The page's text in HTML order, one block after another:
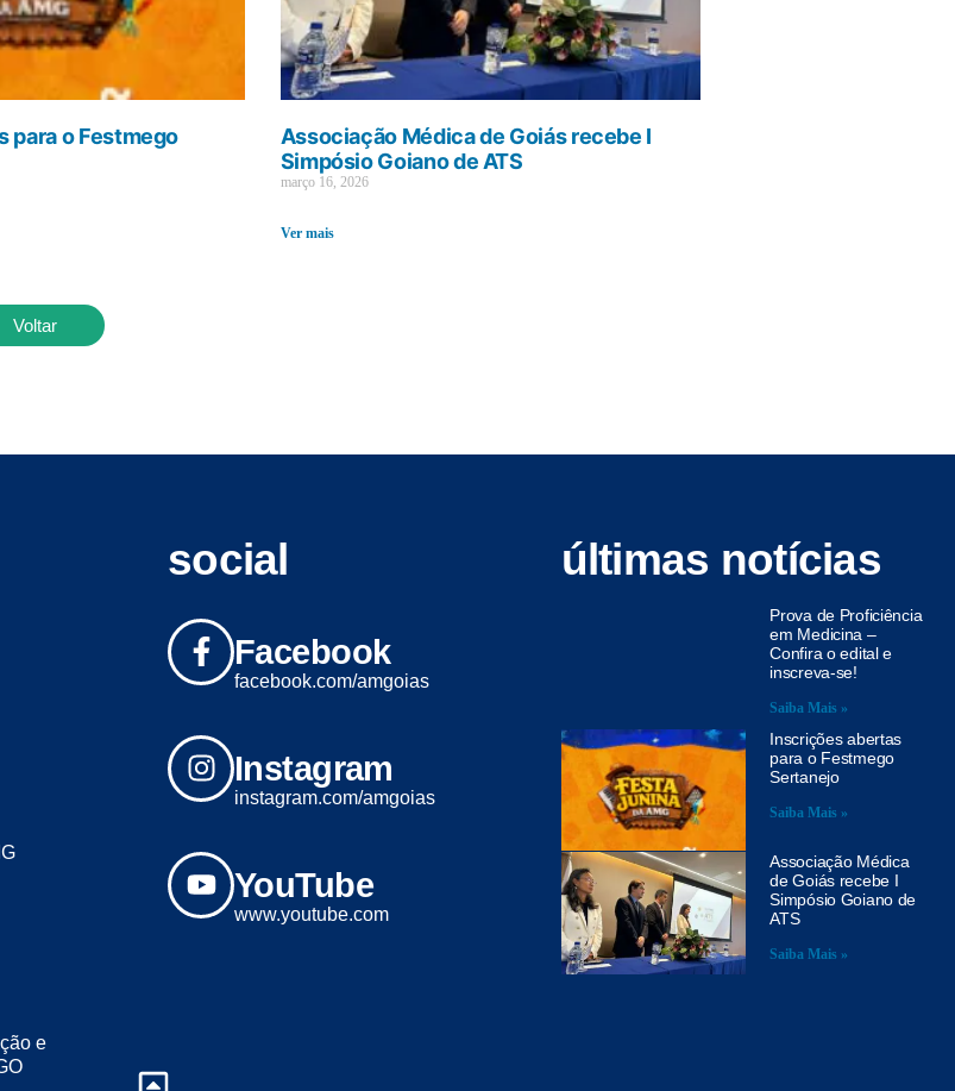
para o Festmego
Associação Médica de Goiás recebe I
Simpósio Goiano de ATS
março 16, 2026
Ver mais
Voltar
e
social
Facebook
facebook.com/amgoias
Instagram
instagram.com/amgoias
YouTube
www.youtube.com
últimas notícias
Prova de Proficiência
em Medicina –
Confira o edital e
inscreva-se!
Saiba Mais »
Inscrições abertas
para o Festmego
Sertanejo
Saiba Mais »
Associação Médica
de Goiás recebe I
Simpósio Goiano de
ATS
Saiba Mais »